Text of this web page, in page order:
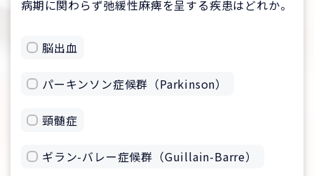
病期に関わらず弛緩性麻痺を呈する疾患はどれか。
脳出血
パーキンソン症候群（Parkinson）
頸髄症
ギラン-バレー症候群（Guillain-Barre）